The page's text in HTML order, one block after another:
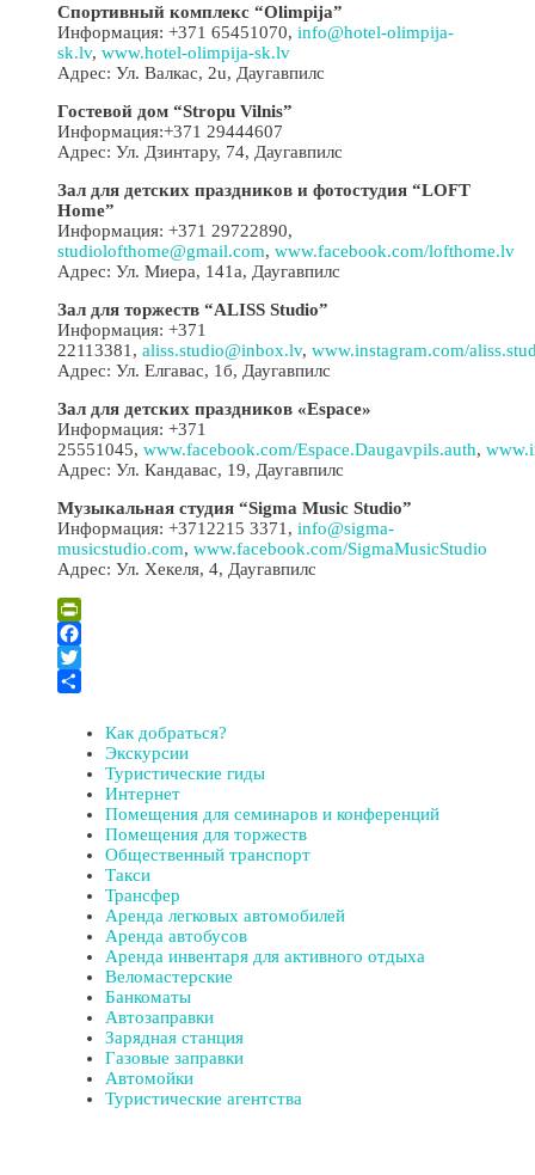
Спортивный комплекс “Olimpija”
Информация: +371 65451070, info@hotel-olimpija-
sk.lv, www.hotel-olimpija-sk.lv
Адрес: Ул. Валкас, 2u, Даугавпилс
Гостевой дом “Stropu Vilnis”
Информация:+371 29444607
Адрес: Ул. Дзинтару, 74, Даугавпилс
Зал для детских праздников и фотостудия “LOFT
Home”
Информация: +371 29722890,
studiolofthome@gmail.com, www.facebook.com/lofthome.lv
Адрес: Ул. Миера, 141а, Даугавпилс
Зал для торжеств “ALISS Studio”
Информация: +371
22113381, aliss.studio@inbox.lv, www.instagram.com/
Адрес: Ул. Елгавас, 1б, Даугавпилс
Зал для детских праздников «Espace»
Информация: +371
25551045, www.facebook.com/Espace.Daugavpils.auth,
Адрес: Ул. Кандавас, 19, Даугавпилс
Музыкальная студия “Sigma Music Studio”
Информация: +3712215 3371, info@sigma-
musicstudio.com, www.facebook.com/SigmaMusicStudio
Адрес: Ул. Хекеля, 4, Даугавпилс
PrintFriendly
Facebook
Twitter
Как добраться?
Экскурсии
Туристические гиды
Интернет
Помещения для семинаров и конференций
Помещения для торжеств
Общественный транспорт
Такси
Трансфер
Аренда легковых автомобилей
Аренда автобусов
Аренда инвентаря для активного отдыха
Веломастерские
Банкоматы
Автозаправки
Зарядная станция
Газовые заправки
Автомойки
Туристические агентства